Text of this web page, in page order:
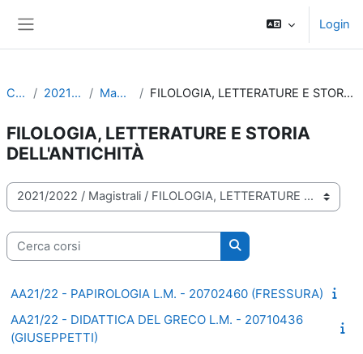
Login
Corsi 2021/2022 Magistrali FILOLOGIA, LETTERATURE E STORIA DELL'ANTICHITÀ
FILOLOGIA, LETTERATURE E STORIA
DELL'ANTICHITÀ
Categorie di corso
Cerca corsi
Cerca corsi
AA21/22 - PAPIROLOGIA L.M. - 20702460 (FRESSURA)
AA21/22 - DIDATTICA DEL GRECO L.M. - 20710436
(GIUSEPPETTI)